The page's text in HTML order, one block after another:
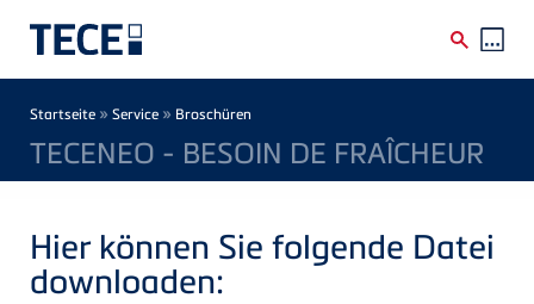
Breadcrumb
Startseite » Service » Broschüren
TECENEO - BESOIN DE FRAÎCHEUR
Hier können Sie folgende Datei
downloaden: